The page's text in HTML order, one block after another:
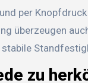
per
überzeugen
stabile
zu